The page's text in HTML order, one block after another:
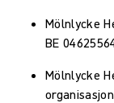
Mölnlycke
BE
Mölnlycke